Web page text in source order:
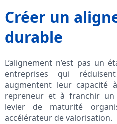
Créer un
durable
L’alignement n’est pas un
entreprises qui
augmentent leur capacité
repreneur et à franchir un
levier de maturité
accélérateur de valorisation.